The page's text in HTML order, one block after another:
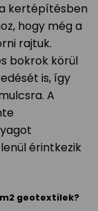
kertépítésben
hogy még a
rajtuk.
bokrok körül
is, így
A
érintkezik
geotextilek?